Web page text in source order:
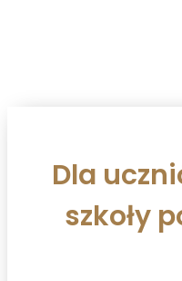
Dla
szkoły